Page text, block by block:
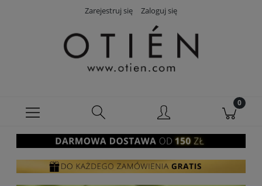
Zarejestruj się Zaloguj się